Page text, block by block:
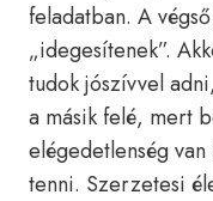
feladatban. A
„idegesítenek”.
tudok jószívvel
a másik felé, mert
elégedetlenség
tenni. Szerzetesi